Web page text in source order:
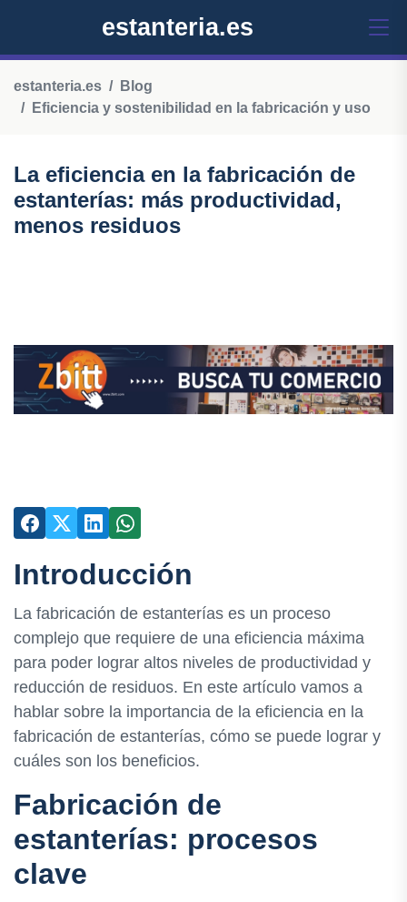
estanteria.es
estanteria.es
Blog
Eficiencia y sostenibilidad en la fabricación y uso
La eficiencia en la fabricación de
estanterías: más productividad,
menos residuos
Introducción
La fabricación de estanterías es un proceso
complejo que requiere de una eficiencia máxima
para poder lograr altos niveles de productividad y
reducción de residuos. En este artículo vamos a
hablar sobre la importancia de la eficiencia en la
fabricación de estanterías, cómo se puede lograr y
cuáles son los beneficios.
Fabricación de
estanterías: procesos
clave